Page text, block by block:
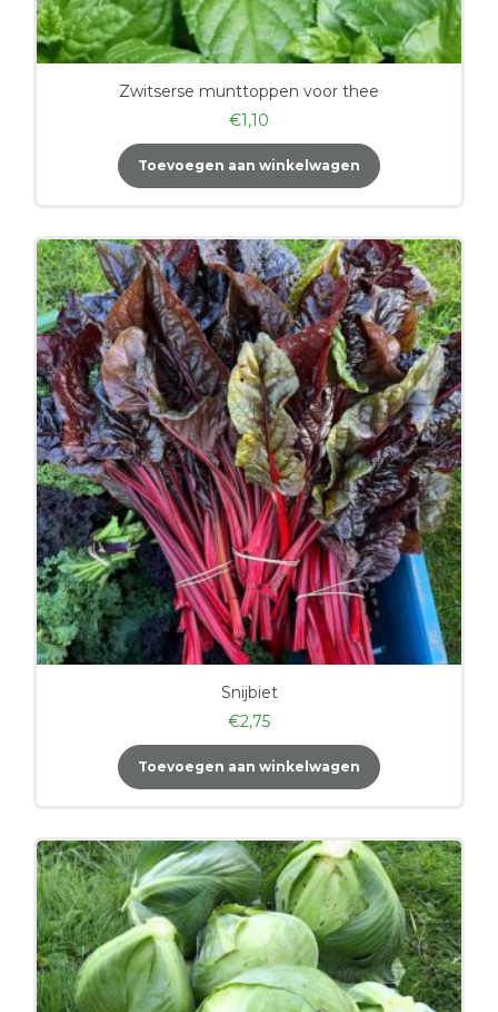
Zwitserse munttoppen voor thee
€1,10
Toevoegen aan winkelwagen
Snijbiet
€2,75
Toevoegen aan winkelwagen